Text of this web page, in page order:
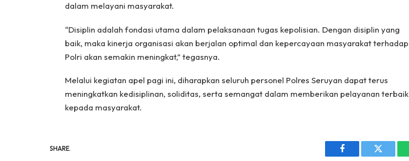
dalam melayani masyarakat.
“Disiplin adalah fondasi utama dalam pelaksanaan tugas kepolisian. Dengan disiplin yang
baik, maka kinerja organisasi akan berjalan optimal dan kepercayaan masyarakat terhadap
Polri akan semakin meningkat,” tegasnya.
Melalui kegiatan apel pagi ini, diharapkan seluruh personel Polres Seruyan dapat terus
meningkatkan kedisiplinan, soliditas, serta semangat dalam memberikan pelayanan terbaik
kepada masyarakat.
SHARE.
Facebook Twitter